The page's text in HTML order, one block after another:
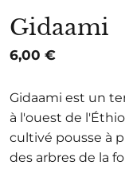
Gidaami
6,00 €
Gidaami est un
à l'ouest de
cultivé pousse à
des arbres de la